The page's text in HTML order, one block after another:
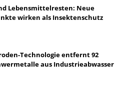
Lebensmittelresten: Neue
wirken als Insektenschutz
Technologie entfernt 92
aus Industrieabwasser